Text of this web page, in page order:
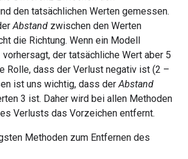
den tatsächlichen Werten gemessen.
Abstand zwischen den Werten
die Richtung. Wenn ein Modell
der tatsächliche Wert aber 5
Rolle, dass der Verlust negativ ist (2 –
ist uns wichtig, dass derAbstand
3 ist. Daher wird bei allen Methoden
Verlusts das Vorzeichen entfernt.
Methoden zum Entfernen des